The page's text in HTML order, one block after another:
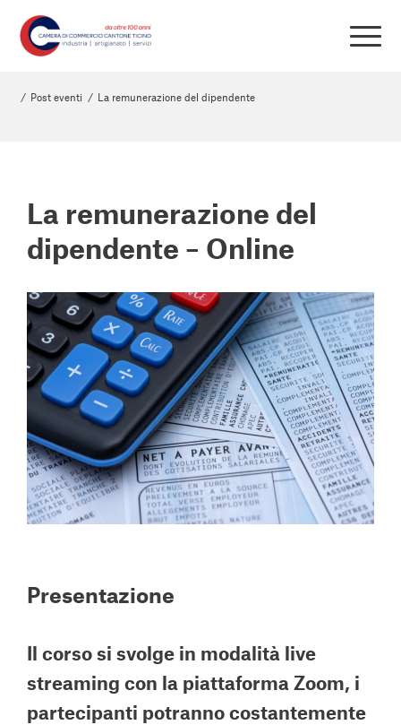
/ Post eventi / La remunerazione del dipendente
La remunerazione del
dipendente – Online
Presentazione
Il corso si svolge in modalità live
streaming con la piattaforma Zoom, i
partecipanti potranno costantemente